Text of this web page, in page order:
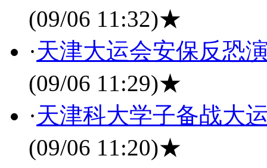
(09/06 11:32)★
·天津大运会安保反恐
(09/06 11:29)★
·天津科大学子备战大
(09/06 11:20)★